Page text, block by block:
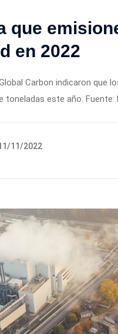
que
en 2022
Carbon indicaron que
toneladas este año. Fuente:
11/2022